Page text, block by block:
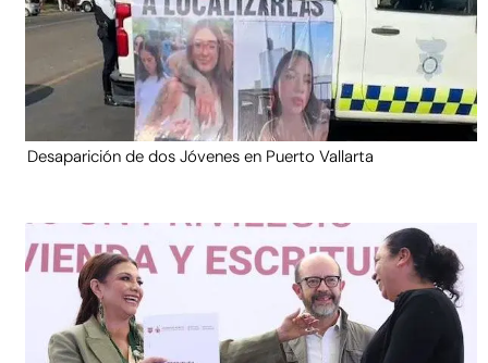
Desaparición de dos Jóvenes en Puerto Vallarta